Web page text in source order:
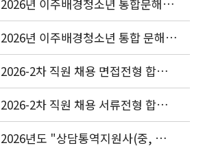
2026년 이주배경청소년 통합문해력
교육지원사업 수행기관 선정 결과 발
표
2026년 이주배경청소년 통합 문해력
교육지원 사업 위탁기관 신청 공고
2026-2차 직원 채용 면접전형 합격
자 발표 및 적격심사 안내
2026-2차 직원 채용 서류전형 합격
자 발표 및 면접전형 안내
2026년도 "상담통역지원사(중, 베,